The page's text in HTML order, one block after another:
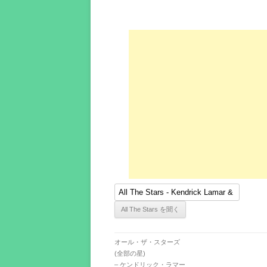
オール・ザ・スターズ
(全部の星)
– ケンドリック・ラマー